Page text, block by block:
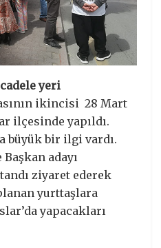
yeri
ikincisi 28 Mart
ilçesinde yapıldı.
büyük bir ilgi vardı.
adayı
ziyaret ederek
yurttaşlara
yapacakları